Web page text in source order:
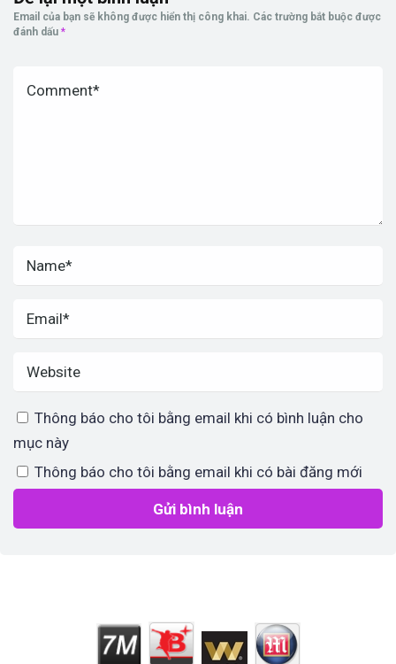
Email của bạn sẽ không được hiển thị công khai. Các trường bắt buộc được
đánh dấu *
Thông báo cho tôi bằng email khi có bình luận cho
mục này
Thông báo cho tôi bằng email khi có bài đăng mới